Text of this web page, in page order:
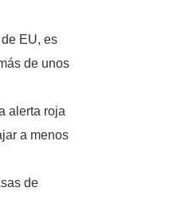
EU, es
de unos
alerta roja
a menos
de